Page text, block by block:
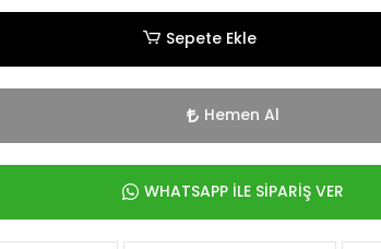
Sepete Ekle
Hemen Al
WHATSAPP İLE SİPARİŞ VER